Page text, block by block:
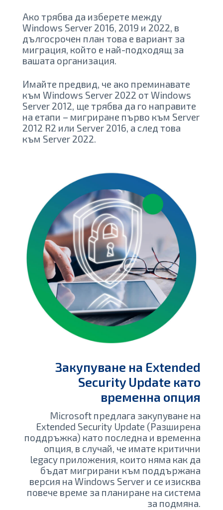
Ако трябва да изберете между
Windows Server 2016, 2019 и 2022, в
дългосрочен план това е вариант за
миграция, който е най-подходящ за
вашата организация.
Имайте предвид, че ако преминавате
към Windows Server 2022 от Windows
Server 2012, ще трябва да го направите
на етапи – мигриране първо към Server
2012 R2 или Server 2016, а след това
към Server 2022.
Закупуване на Extended
Security Update като
временна опция
Microsoft предлага закупуване на
Extended Security Update (Разширена
поддръжка) като последна и временна
опция, в случай, че имате критични
legacy приложения, които няма как да
бъдат мигрирани към поддържана
версия на Windows Server и се изисква
повече време за планиране на система
за подмяна.